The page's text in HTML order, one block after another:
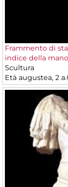
Frammento di
indice della
Scultura
Età augustea, 2